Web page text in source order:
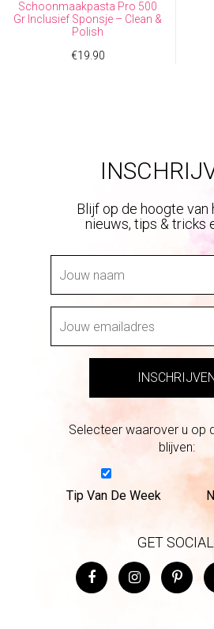
Schoonmaakpasta Pro 500
Gr Inclusief Sponsje – Clean &
Polish
€19.90
Blijf op de hoogte van
nieuws, tips & tricks
Selecteer waarover u op
blijven:
Tip Van De Week
GET